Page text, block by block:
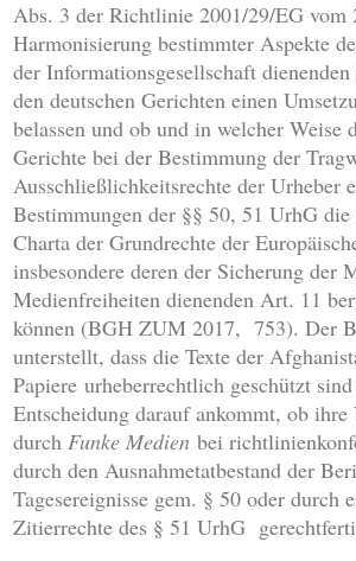
Abs. 3 der Richtlinie 2001/29/EG vom
Harmonisierung bestimmter Aspekte
der Informationsgesellschaft
den deutschen Gerichten einen
belassen und ob und in welcher Weise
Gerichte bei der Bestimmung der
Ausschließlichkeitsrechte der Urheber
Bestimmungen der §§ 50, 51 UrhG
Charta der Grundrechte der
insbesondere deren der Sicherung der
Medienfreiheiten dienenden Art. 11
können (BGH ZUM 2017, 753). Der
unterstellt, dass die Texte der
Papiere urheberrechtlich geschützt
Entscheidung darauf ankommt, ob
durchFunke Medien bei
durch den Ausnahmetatbestand der
Tagesereignisse gem. § 50 oder durch
Zitierrechte des § 51 UrhG